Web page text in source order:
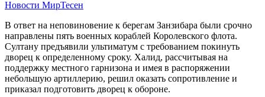
Новости МирТесен
В ответ на неповиновение к берегам Занзибара были срочно
направлены пять военных кораблей Королевского флота.
Султану предъявили ультиматум с требованием покинуть
дворец к определенному сроку. Халид, рассчитывая на
поддержку местного гарнизона и имея в распоряжении
небольшую артиллерию, решил оказать сопротивление и
приказал подготовить дворец к обороне.